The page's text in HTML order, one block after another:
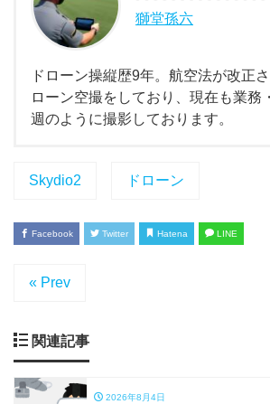
獅堂孫六
ドローン操縦歴9年。航空法が改正
ローン空撮をしており、現在も業務
週のように撮影しております。
Skydio2 ドローン
Facebook Twitter Hatena LINE
« Prev
関連記事
2026年8月4日